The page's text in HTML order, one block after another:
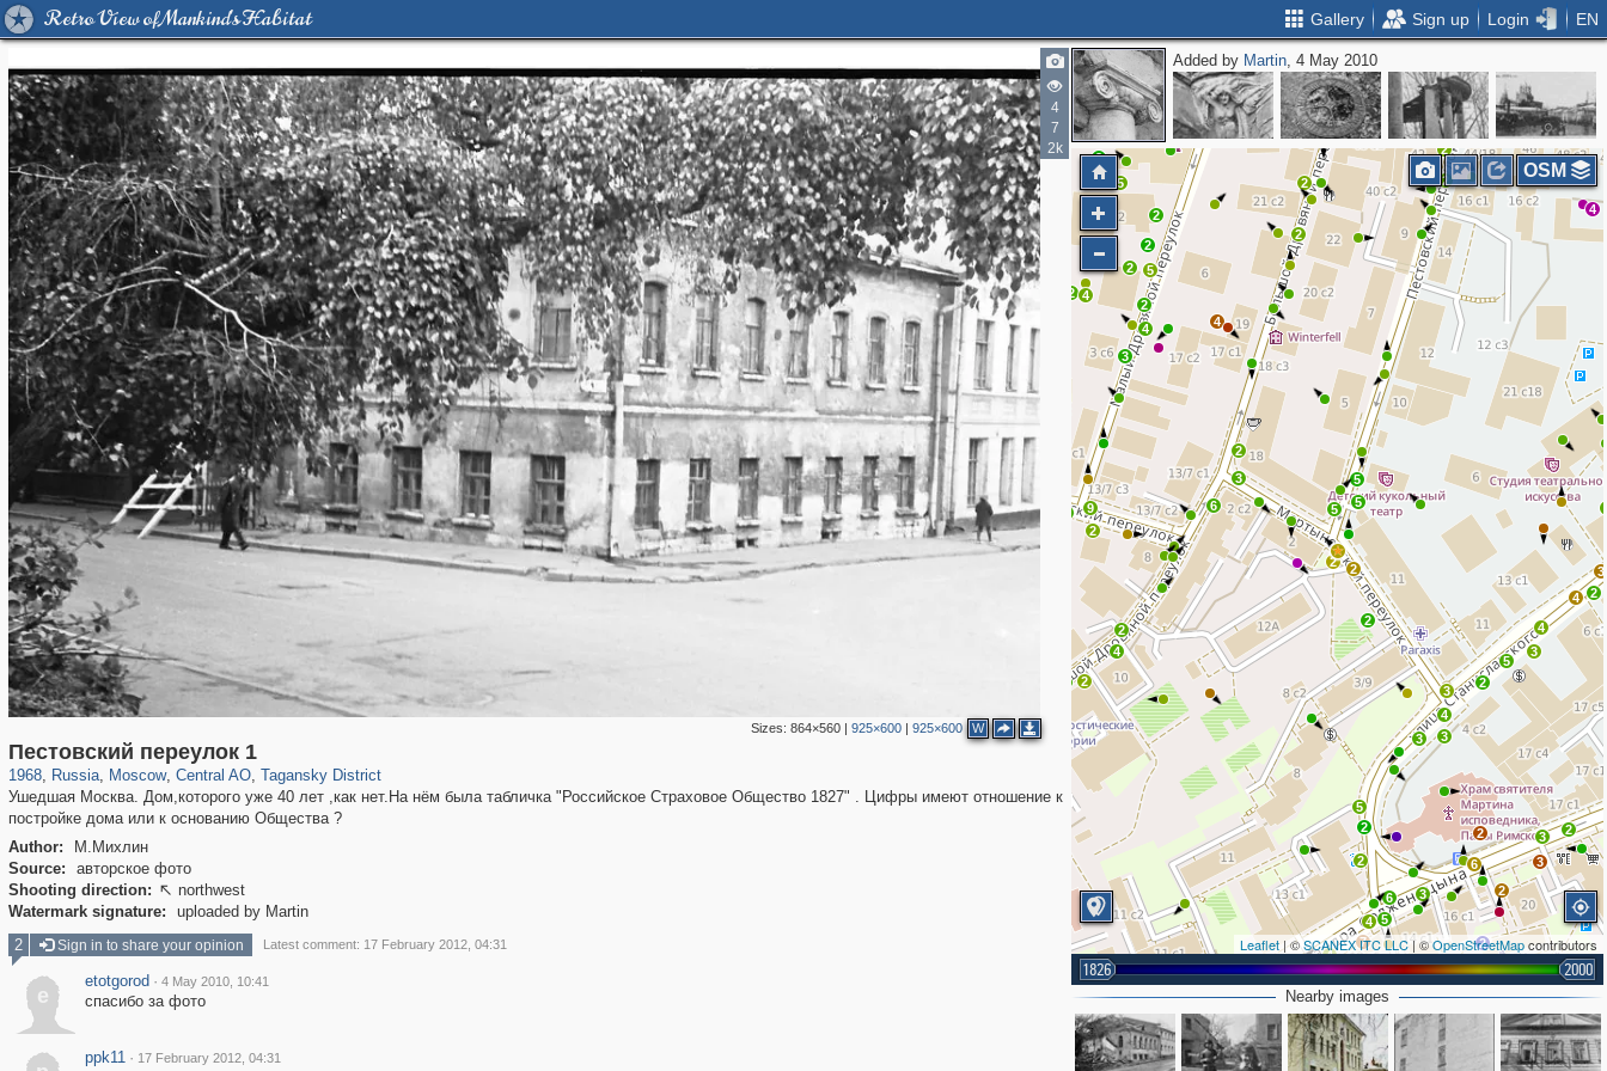
Retro View of Mankind's Habitat Gallery Sign up Login EN
4
7
2k
Sizes: 864×560| 925×600| 925×600 W
Пестовский переулок 1
1968, Russia
1,406,871 29,248
, Moscow
319,861 8,286
, Central AO
160,009 5,916
, Tagansky District
10,740
Ушедшая Москва. Дом,которого уже 40 лет ,как нет.На нём была табличка "Российское Страховое Общество 1827" . Цифры имеют отношение к
постройке дома или к основанию Общества ?
Author:
М.Михлин
Source:
авторское фото
Shooting direction:  northwest
Watermark signature:
uploaded by Martin
Added by Martin, 4 May 2010
9
2
6
4
2
2 5
4
2
4
3
3
2
2
2
2
3
2
5
3
3
3
2
2 3
4
2
3
5
2
2
4
4
3
4
5
2
3
5
5 5
2
2
2
2
4
2
5
2
2
6
2
3 3
4
3
2
2
3
3
6
2
3
2
5
4
7
3
4
2 2
4
Leaflet | ©SCANEX ITC LLC| ©OpenStreetMapcontributors
1826 2000
OSM
Nearby images
2 Sign in to share your opinion Latest comment: 17 February 2012, 04:31
e
etotgorod · 4 May 2010, 10:41
спасибо за фото
ppk11 · 17 February 2012, 04:31